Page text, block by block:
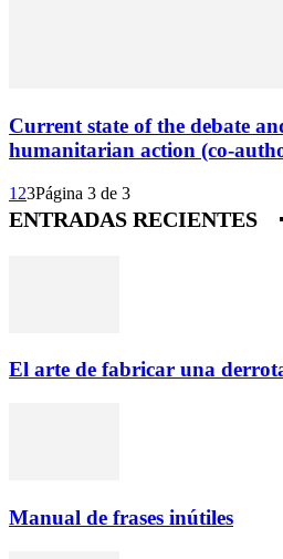
Current state of the debate
humanitarian action (co-
1 23Página 3 de 3
ENTRADAS RECIENTES
El arte de fabricar una
Manual de frases inútiles